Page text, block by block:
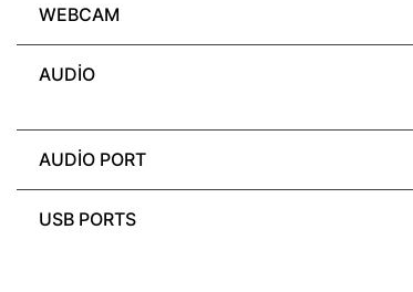
WEBCAM
AUDIO
AUDIO PORT
USB PORTS